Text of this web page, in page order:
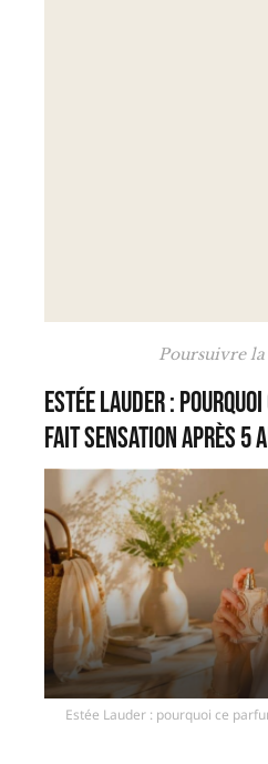
Poursuivre
Estée Lauder :
fait sensation après 5
Estée Lauder : pourquoi ce